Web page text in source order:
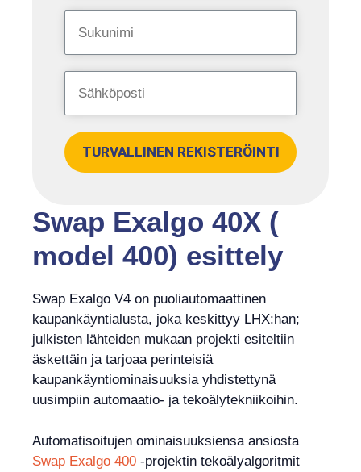
Swap Exalgo 40X (
model 400) esittely
Swap Exalgo V4 on puoliautomaattinen
kaupankäyntialusta, joka keskittyy LHX:han;
julkisten lähteiden mukaan projekti esiteltiin
äskettäin ja tarjoaa perinteisiä
kaupankäyntiominaisuuksia yhdistettynä
uusimpiin automaatio- ja tekoälytekniikoihin.
Automatisoitujen ominaisuuksiensa ansiosta
Swap Exalgo 400 -projektin tekoälyalgoritmit
TURVALLINEN REKISTERÖINTI